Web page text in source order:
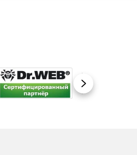
Вперед